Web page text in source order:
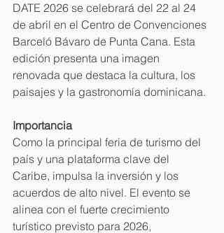
DATE 2026 se celebrará del 22 al 24
de abril en el Centro de Convenciones
Barceló Bávaro de Punta Cana. Esta
edición presenta una imagen
renovada que destaca la cultura, los
paisajes y la gastronomía dominicana.
Importancia
Como la principal feria de turismo del
país y una plataforma clave del
Caribe, impulsa la inversión y los
acuerdos de alto nivel. El evento se
alinea con el fuerte crecimiento
turístico previsto para 2026,